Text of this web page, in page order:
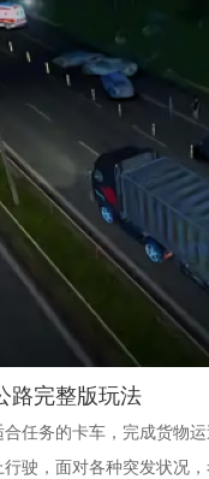
路完整版玩法
任务的卡车，完成货物运
驶，面对各种突发状况